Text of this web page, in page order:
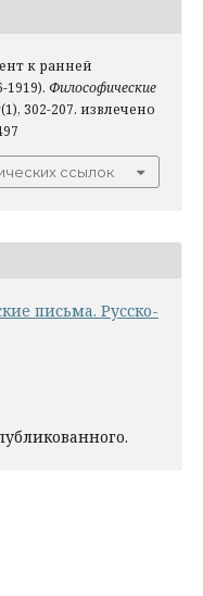
к ранней
Философические
(1), 302-207. извлечено
ссылок
письма. Русско-